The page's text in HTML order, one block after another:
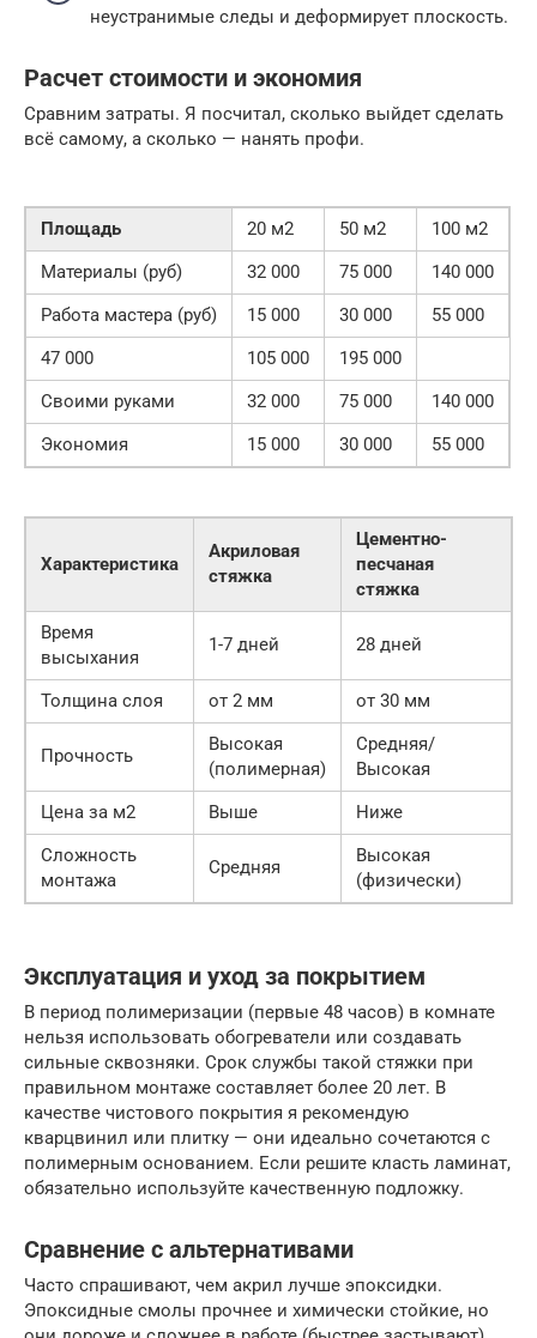
неустранимые следы и деформирует плоскость.
Расчет стоимости и экономия
Сравним затраты. Я посчитал, сколько выйдет сделать
всё самому, а сколько — нанять профи.
Площадь 20 м2 50 м2
100 м2
Материалы (руб)
32 000 75 000
140 000
Работа мастера (руб)
15 000 30 000
55 000
47 000
105 000
195 000
Своими руками
32 000 75 000
140 000
Экономия
15 000 30 000 55 000
Характеристика
Акриловая
стяжка
Цементно-
песчаная
стяжка
Время
высыхания
1-7 дней 28 дней
Толщина слоя от 2 мм от 30 мм
Прочность
Высокая
(полимерная)
Средняя/
Высокая
Цена за м2
Выше
Ниже
Сложность
монтажа
Средняя
Высокая
(физически)
Эксплуатация и уход за покрытием
В период полимеризации (первые 48 часов) в комнате
нельзя использовать обогреватели или создавать
сильные сквозняки. Срок службы такой стяжки при
правильном монтаже составляет более 20 лет. В
качестве чистового покрытия я рекомендую
кварцвинил или плитку — они идеально сочетаются с
полимерным основанием. Если решите класть ламинат,
обязательно используйте качественную подложку.
Сравнение с альтернативами
Часто спрашивают, чем акрил лучше эпоксидки.
Эпоксидные смолы прочнее и химически стойкие, но